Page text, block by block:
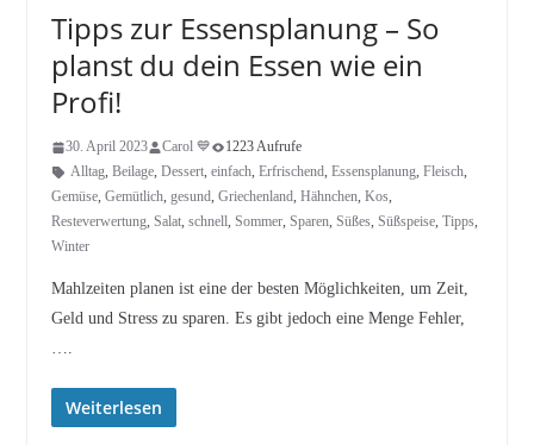
Tipps zur Essensplanung – So
planst du dein Essen wie ein
Profi!
30. April 2023 Carol 💙
1223 Aufrufe
Alltag, Beilage, Dessert, einfach, Erfrischend, Essensplanung, Fleisch,
Gemüse, Gemütlich, gesund, Griechenland, Hähnchen, Kos,
Resteverwertung, Salat, schnell, Sommer, Sparen, Süßes, Süßspeise, Tipps,
Winter
Mahlzeiten planen ist eine der besten Möglichkeiten, um Zeit,
Geld und Stress zu sparen. Es gibt jedoch eine Menge Fehler,
….
Weiterlesen